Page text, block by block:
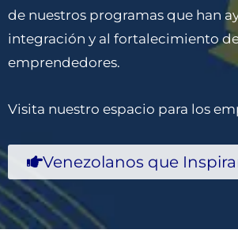
de nuestros programas que han
integración y al fortalecimiento
emprendedores.
Visita nuestro espacio para los
Venezolanos que